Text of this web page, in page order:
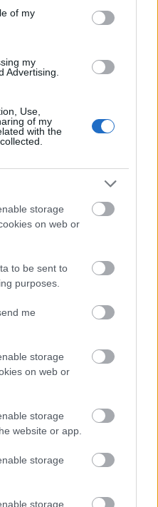
of my
my
Advertising.
Use,
of my
with the
storage
on web or
to be sent to
purposes.
me
storage
on web or
storage
website or app.
storage
storage
FESTENI
ÚJ ÓCEÁNFILMJE
UTAZÁS A
KEZDŐDIK A
id/7946278